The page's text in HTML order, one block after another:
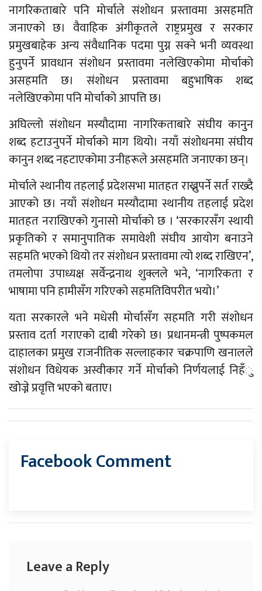
नागरिकताबारे पनि मोर्चाले संशोधन प्रस्तावमा असहमति
जनाएको छ। वैवाहिक अंगीकृतले राष्ट्रप्रमुख र सरकार
प्रमुखबाहेक अन्य संवैधानिक पदमा पुग्न सक्ने भनी व्यवस्था
हुनुपर्ने प्रावधान संशोधन प्रस्तावमा नलेखिएकोमा मोर्चाको
असहमति छ। संशोधन प्रस्तावमा बहुभाषिक शब्द
नलेखिएकोमा पनि मोर्चाको आपत्ति छ।
अघिल्लो संशोधन मस्यौदामा नागरिकताबारे संघीय कानुन
शब्द हटाउनुपर्ने मोर्चाको माग थियो। नयाँ संशोधनमा संघीय
कानुन शब्द नहटाएकोमा उनीहरूले असहमति जनाएका छन्।
मोर्चाले स्थानीय तहलाई प्रदेशसभा मातहत राख्नुपर्ने सर्त राख्दै
आएको छ। नयाँ संशोधन मस्यौदामा स्थानीय तहलाई प्रदेश
मातहत नराखिएको गुनासो मोर्चाको छ । ‘सरकारसँग स्थायी
प्रकृतिको र समानुपातिक समावेशी संघीय आयोग बनाउने
सहमति भएको थियो तर संशोधन प्रस्तावमा त्यो शब्द राखिएन’,
तमलोपा उपाध्यक्ष सर्वेन्द्रनाथ शुक्लले भने, ‘नागरिकता र
भाषामा पनि हामीसँग गरिएको सहमतिविपरीत भयो।’
यता सरकारले भने मधेसी मोर्चासँग सहमति गरी संशोधन
प्रस्ताव दर्ता गराएको दाबी गरेको छ। प्रधानमन्त्री पुष्पकमल
दाहालका प्रमुख राजनीतिक सल्लाहकार चक्रपाणि खनालले
संशोधन विधेयक अस्वीकार गर्ने मोर्चाको निर्णयलाई निहँु
खोज्ने प्रवृत्ति भएको बताए।
Facebook Comment
Leave a Reply